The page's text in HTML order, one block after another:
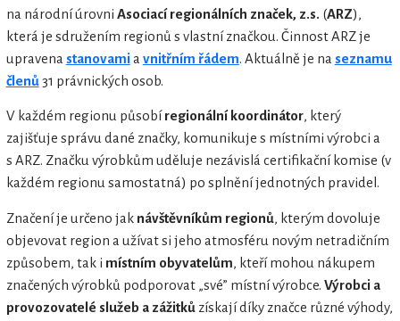
na národní úrovni Asociací regionálních značek, z.s. (ARZ),
která je sdružením regionů s vlastní značkou. Činnost ARZ je
upravena stanovami a vnitřním řádem. Aktuálně je na seznamu
členů31 právnických osob.
V každém regionu působí regionální koordinátor, který
zajišťuje správu dané značky, komunikuje s místními výrobci a
s ARZ. Značku výrobkům uděluje nezávislá certifikační komise (v
každém regionu samostatná) po splnění jednotných pravidel.
Značení je určeno jak návštěvníkům regionů, kterým dovoluje
objevovat region a užívat si jeho atmosféru novým netradičním
způsobem, tak i místním obyvatelům, kteří mohou nákupem
značených výrobků podporovat „své” místní výrobce. Výrobci a
provozovatelé služeb a zážitků získají díky značce různé výhody,